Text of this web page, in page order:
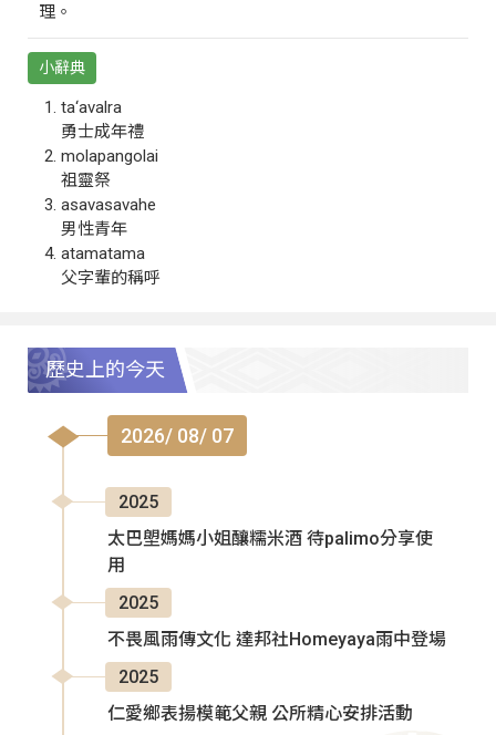
理。
小辭典
ta‘avalra
勇士成年禮
molapangolai
祖靈祭
asavasavahe
男性青年
atamatama
父字輩的稱呼
歷史上的今天
2026/ 08/ 07
2025
太巴塱媽媽小姐釀糯米酒 待palimo分享使
用
2025
不畏風雨傳文化 達邦社Homeyaya雨中登場
2025
仁愛鄉表揚模範父親 公所精心安排活動